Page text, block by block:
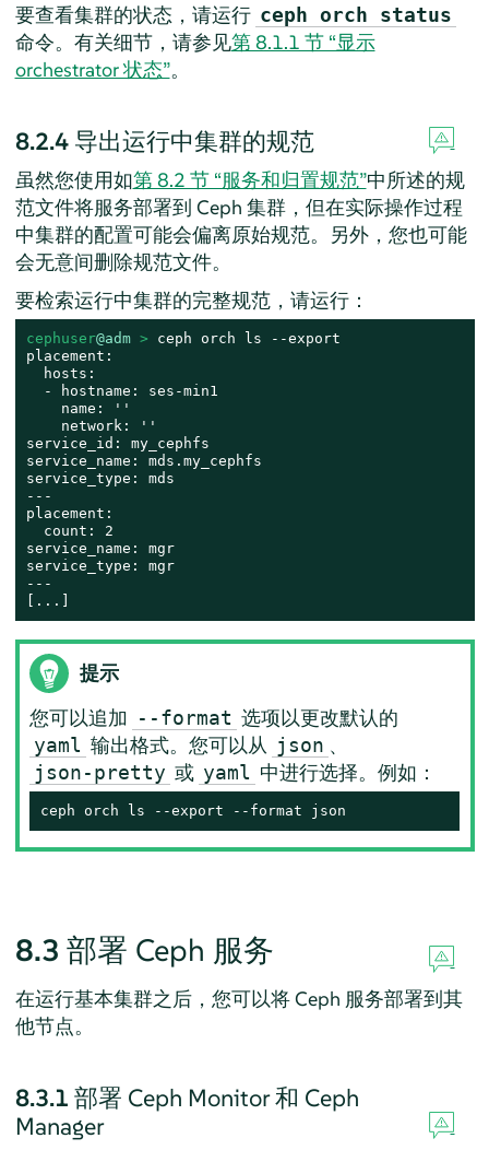
要查看集群的状态，请运行 ceph orch status
命令。有关细节，请参见第 8.1.1 节 “显示
orchestrator 状态”。
8.2.4 导出运行中集群的规范
虽然您使用如第 8.2 节 “服务和归置规范”中所述的规
范文件将服务部署到 Ceph 集群，但在实际操作过程
中集群的配置可能会偏离原始规范。另外，您也可能
会无意间删除规范文件。
要检索运行中集群的完整规范，请运行：
cephuser@adm > ceph orch ls --export
placement:
  hosts:
  - hostname: ses-min1
    name: ''
    network: ''
service_id: my_cephfs
service_name: mds.my_cephfs
service_type: mds
---
placement:
  count: 2
service_name: mgr
service_type: mgr
---
[...]
提示
您可以追加 --format 选项以更改默认的
yaml 输出格式。您可以从 json 、
json-pretty 或 yaml 中进行选择。例如：
ceph orch ls --export --format json
8.3 部署 Ceph 服务
在运行基本集群之后，您可以将 Ceph 服务部署到其
他节点。
8.3.1 部署 Ceph Monitor 和 Ceph
Manager